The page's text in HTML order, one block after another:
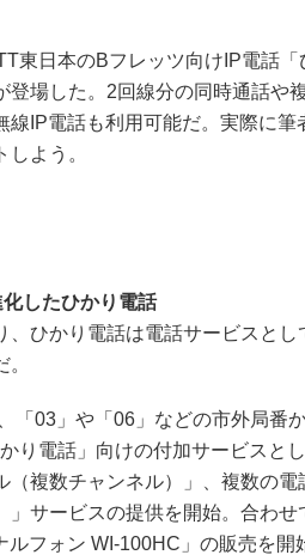
日本のBフレッツ向けIP電話「
場した。2回線分の同時通話や
IP電話も利用可能だ。実際に筆
よう。
したひかり電話
ひかり電話は電話サービスとし
03」や「06」などの市外局番
り電話」向けの付加サービスと
（複数チャンネル）」、複数の電
」サービスの提供を開始。合わせ
フォン WI-100HC」の販売を開